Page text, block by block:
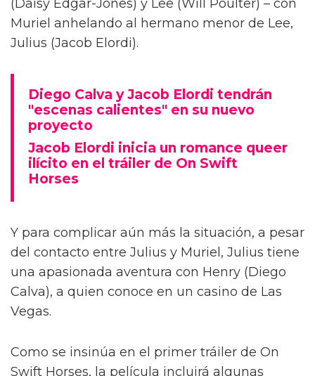
(Daisy Edgar-Jones) y Lee (Will Poulter) – con
Muriel anhelando al hermano menor de Lee,
Julius (Jacob Elordi).
Diego Calva y Jacob Elordi tendrán
"escenas calientes" en su nuevo
proyecto
Jacob Elordi inicia un romance queer
ilícito en el tráiler de On Swift
Horses
Y para complicar aún más la situación, a pesar
del contacto entre Julius y Muriel, Julius tiene
una apasionada aventura con Henry (Diego
Calva), a quien conoce en un casino de Las
Vegas.
Como se insinúa en el primer tráiler de On
Swift Horses, la película incluirá algunas